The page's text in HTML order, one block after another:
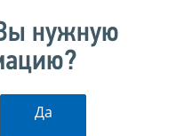
нужную
Да